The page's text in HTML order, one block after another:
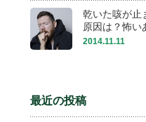
乾いた咳が止
原因は？怖い
2014.11.11
最近の投稿